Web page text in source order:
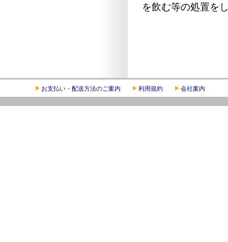
を飲む等の処置を
お支払い・配送方法のご案内 利用規約 会社案内